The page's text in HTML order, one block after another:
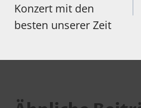
Konzert mit den
besten unserer Zeit